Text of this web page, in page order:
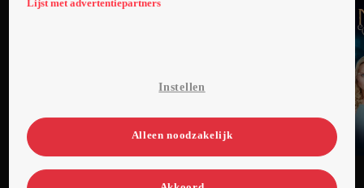
programma
programma
Lijst met advertentiepartners
Instellen
Alleen noodzakelijk